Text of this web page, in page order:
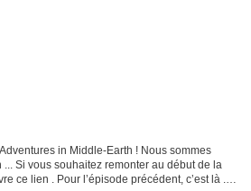
in Middle-Earth ! Nous sommes
Si vous souhaitez remonter au début de la
ce lien . Pour l’épisode précédent, c’est là .